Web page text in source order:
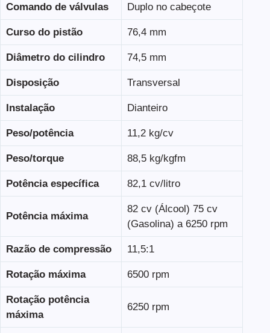
Comando de válvulas Duplo no cabeçote
Curso do pistão 76,4 mm
Diâmetro do cilindro 74,5 mm
Disposição Transversal
Instalação Dianteiro
Peso/potência 11,2 kg/cv
Peso/torque 88,5 kg/kgfm
Potência específica 82,1 cv/litro
Potência máxima
82 cv (Álcool) 75 cv
(Gasolina) a 6250 rpm
Razão de compressão 11,5:1
Rotação máxima 6500 rpm
Rotação potência
máxima
6250 rpm